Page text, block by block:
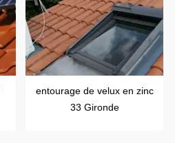
entourage de velux en zinc
33 Gironde